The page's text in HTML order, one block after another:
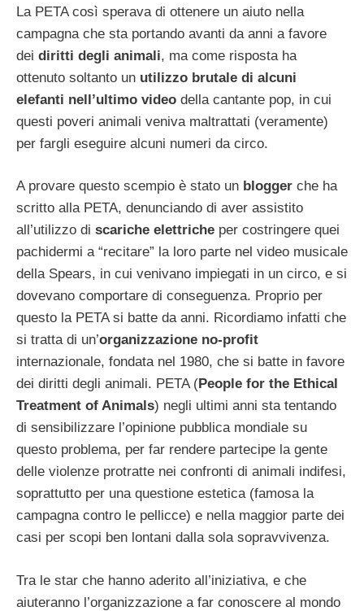
La PETA così sperava di ottenere un aiuto nella
campagna che sta portando avanti da anni a favore
dei diritti degli animali, ma come risposta ha
ottenuto soltanto un utilizzo brutale di alcuni
elefanti nell’ultimo video della cantante pop, in cui
questi poveri animali veniva maltrattati (veramente)
per fargli eseguire alcuni numeri da circo.
A provare questo scempio è stato un blogger che ha
scritto alla PETA, denunciando di aver assistito
all’utilizzo di scariche elettriche per costringere quei
pachidermi a “recitare” la loro parte nel video musicale
della Spears, in cui venivano impiegati in un circo, e si
dovevano comportare di conseguenza. Proprio per
questo la PETA si batte da anni. Ricordiamo infatti che
si tratta di un’organizzazione no-profit
internazionale, fondata nel 1980, che si batte in favore
dei diritti degli animali. PETA (People for the Ethical
Treatment of Animals) negli ultimi anni sta tentando
di sensibilizzare l’opinione pubblica mondiale su
questo problema, per far rendere partecipe la gente
delle violenze protratte nei confronti di animali indifesi,
soprattutto per una questione estetica (famosa la
campagna contro le pellicce) e nella maggior parte dei
casi per scopi ben lontani dalla sola sopravvivenza.
Tra le star che hanno aderito all’iniziativa, e che
aiuteranno l’organizzazione a far conoscere al mondo